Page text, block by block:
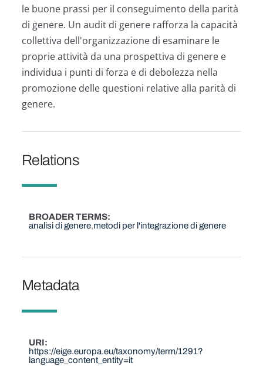
le buone prassi per il conseguimento della parità
di genere. Un audit di genere rafforza la capacità
collettiva dell'organizzazione di esaminare le
proprie attività da una prospettiva di genere e
individua i punti di forza e di debolezza nella
promozione delle questioni relative alla parità di
genere.
Relations
BROADER TERMS
analisi di genere metodi per l'integrazione di genere
Metadata
URI
https://eige.europa.eu/taxonomy/term/1291?
language_content_entity=it